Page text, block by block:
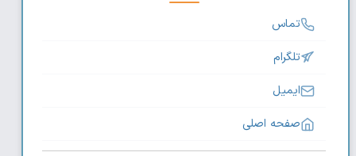
تماس
تلگرام
ایمیل
صفحه اصلی